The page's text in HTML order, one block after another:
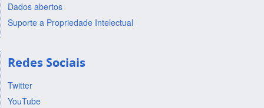
Dados abertos
Suporte a Propriedade Intelectual
Redes Sociais
Twitter
YouTube